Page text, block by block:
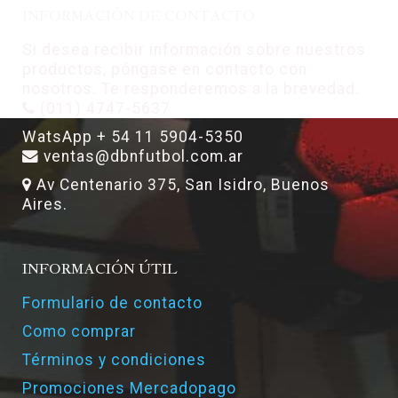
WatsApp + 54 11 5904-5350
ventas@dbnfutbol.com.ar
Av Centenario 375, San Isidro, Buenos
Aires.
INFORMACIÓN ÚTIL
Formulario de contacto
Como comprar
Términos y condiciones
Promociones Mercadopago